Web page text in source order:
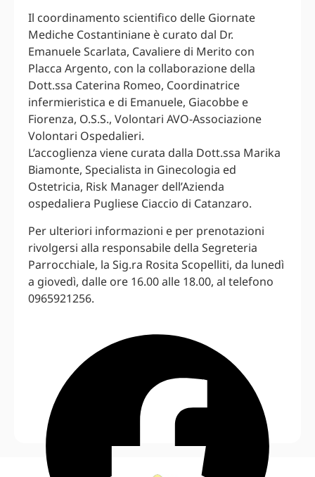
Il coordinamento scientifico delle Giornate
Mediche Costantiniane è curato dal Dr.
Emanuele Scarlata, Cavaliere di Merito con
Placca Argento, con la collaborazione della
Dott.ssa Caterina Romeo, Coordinatrice
infermieristica e di Emanuele, Giacobbe e
Fiorenza, O.S.S., Volontari AVO-Associazione
Volontari Ospedalieri.
L’accoglienza viene curata dalla Dott.ssa Marika
Biamonte, Specialista in Ginecologia ed
Ostetricia, Risk Manager dell’Azienda
ospedaliera Pugliese Ciaccio di Catanzaro.
Per ulteriori informazioni e per prenotazioni
rivolgersi alla responsabile della Segreteria
Parrocchiale, la Sig.ra Rosita Scopelliti, da lunedì
a giovedì, dalle ore 16.00 alle 18.00, al telefono
0965921256.